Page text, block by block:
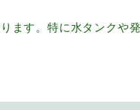
ます。特に水タンク